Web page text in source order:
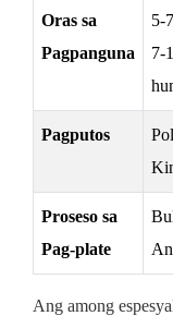
Oras sa
Pagpanguna
5-
7-
Pagputos
Proseso sa
Pag-plate
Ang among